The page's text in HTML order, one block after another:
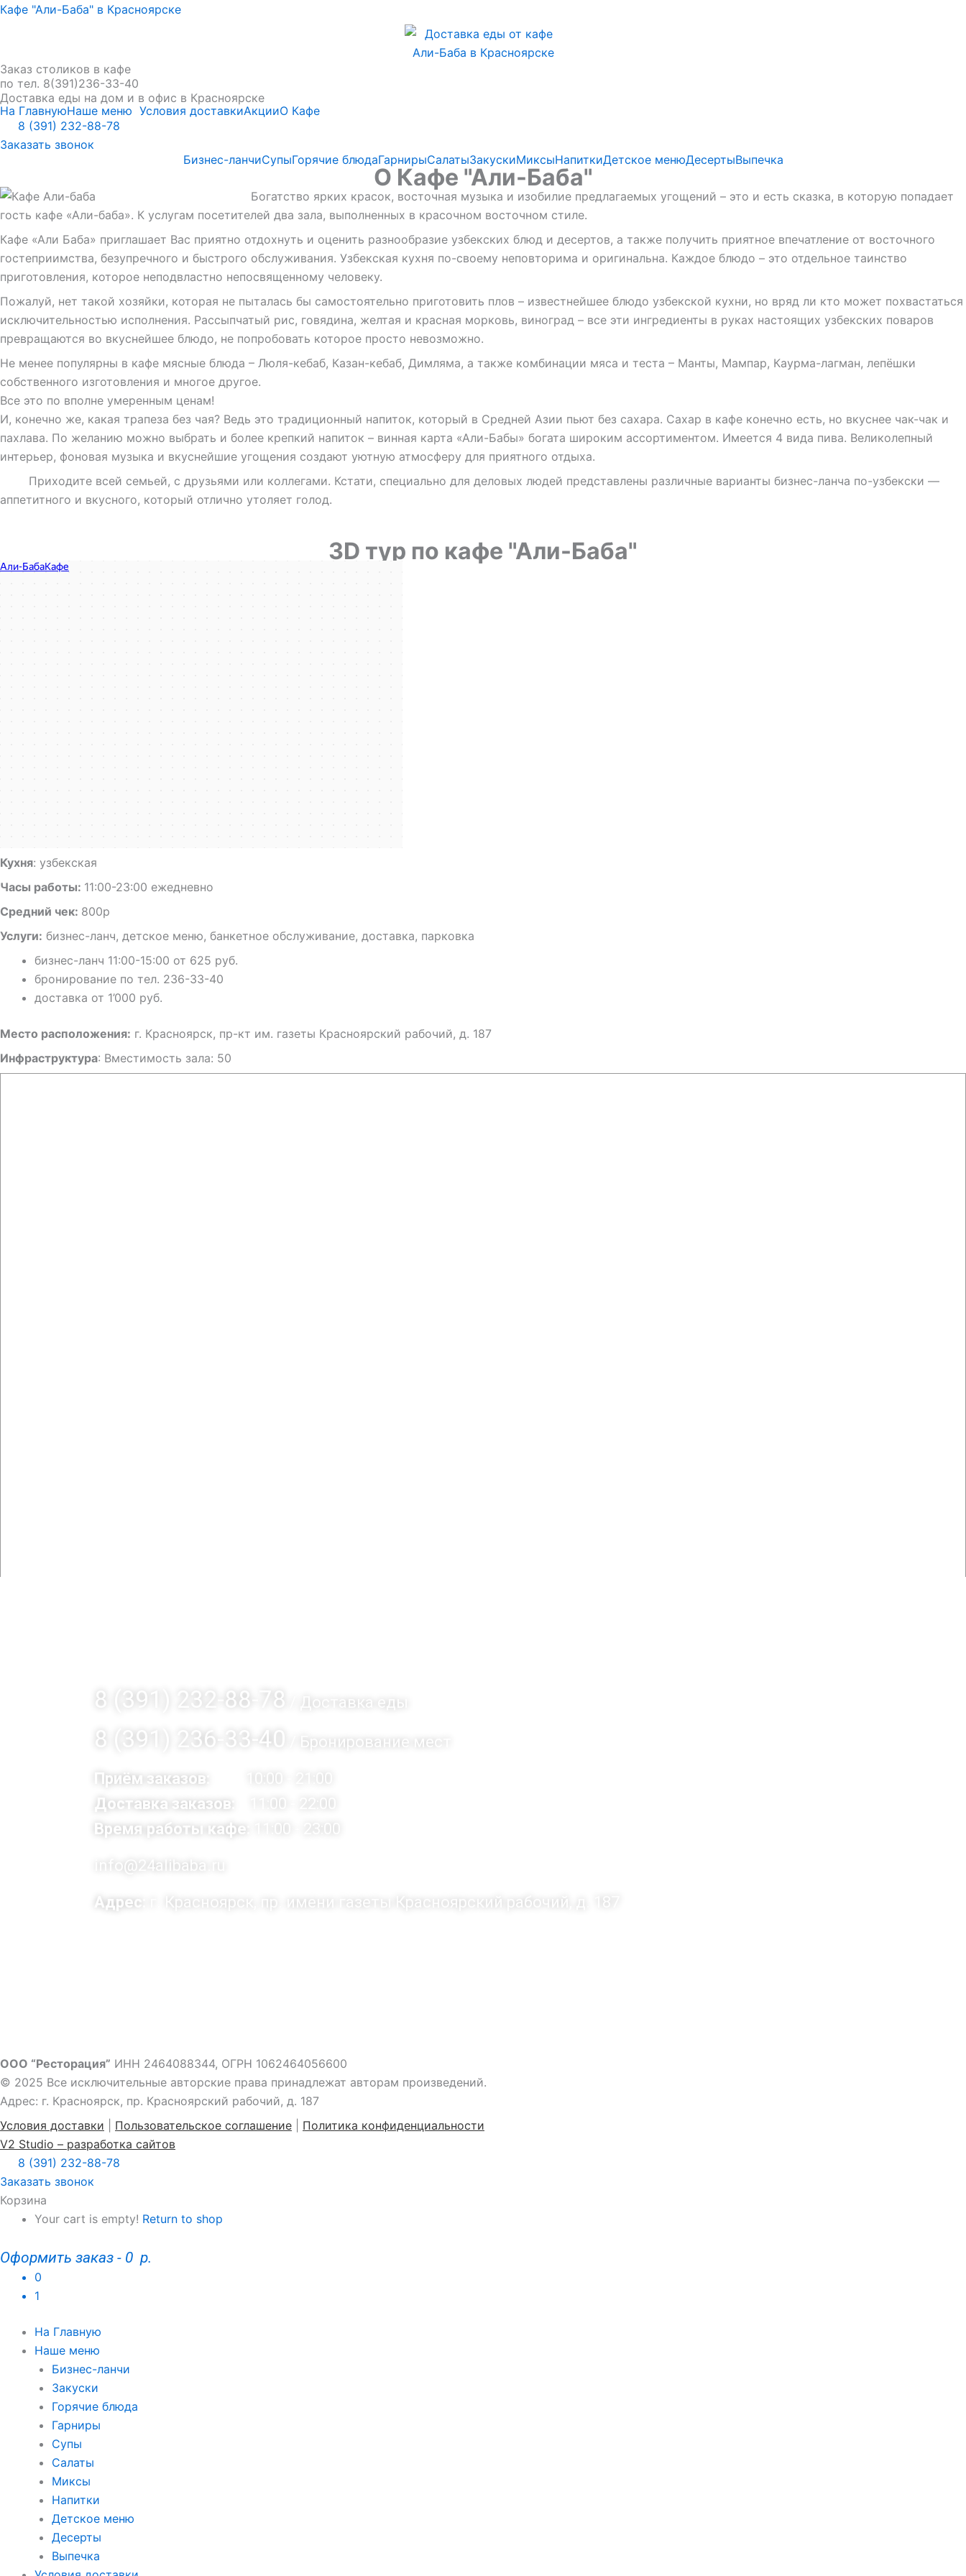
Кафе "Али-Баба" в Красноярске
Заказ столиков в кафе
по тел. 8(391)236-33-40
Доставка еды на дом и в офис в Красноярске
На ГлавнуюНаше меню Условия доставкиАкцииО Кафе
8 (391) 232-88-78
Заказать звонок
Бизнес-ланчиСупыГорячие блюдаГарнирыСалатыЗакускиМиксыНапиткиДетское менюДесертыВыпечка
О Кафе "Али-Баба"
Богатство ярких красок, восточная музыка и изобилие предлагаемых угощений – это и есть сказка, в которую попадает
гость кафе «Али-баба». К услугам посетителей два зала, выполненных в красочном восточном стиле.
Кафе «Али Баба» приглашает Вас приятно отдохнуть и оценить разнообразие узбекских блюд и десертов, а также получить приятное впечатление от восточного
гостеприимства, безупречного и быстрого обслуживания. Узбекская кухня по-своему неповторима и оригинальна. Каждое блюдо – это отдельное таинство
приготовления, которое неподвластно непосвященному человеку.
Пожалуй, нет такой хозяйки, которая не пыталась бы самостоятельно приготовить плов – известнейшее блюдо узбекской кухни, но вряд ли кто может похвастаться
исключительностью исполнения. Рассыпчатый рис, говядина, желтая и красная морковь, виноград – все эти ингредиенты в руках настоящих узбекских поваров
превращаются во вкуснейшее блюдо, не попробовать которое просто невозможно.
Не менее популярны в кафе мясные блюда – Люля-кебаб, Казан-кебаб, Димляма, а также комбинации мяса и теста – Манты, Мампар, Каурма-лагман, лепёшки
собственного изготовления и многое другое.
Все это по вполне умеренным ценам!
И, конечно же, какая трапеза без чая? Ведь это традиционный напиток, который в Средней Азии пьют без сахара. Сахар в кафе конечно есть, но вкуснее чак-чак и
пахлава. По желанию можно выбрать и более крепкий напиток – винная карта «Али-Бабы» богата широким ассортиментом. Имеется 4 вида пива. Великолепный
интерьер, фоновая музыка и вкуснейшие угощения создают уютную атмосферу для приятного отдыха.
Приходите всей семьей, с друзьями или коллегами. Кстати, специально для деловых людей представлены различные варианты бизнес-ланча по-узбекски —
аппетитного и вкусного, который отлично утоляет голод.
3D тур по кафе "Али-Баба"
Кафе Али-Баба
Кухня: узбекская
Часы работы: 11:00-23:00 ежедневно
Средний чек: 800р
Услуги: бизнес-ланч, детское меню, банкетное обслуживание, доставка, парковка
бизнес-ланч 11:00-15:00 от 625 руб.
бронирование по тел. 236-33-40
доставка от 1’000 руб.
Место расположения: г. Красноярск, пр-кт им. газеты Красноярский рабочий, д. 187
Инфраструктура: Вместимость зала: 50
8 (391) 232-88-78 / Доставка еды
8 (391) 236-33-40 / Бронирование мест
Приём заказов:
10:00 - 21:00
Доставка заказов:
11:00 - 22:00
Время работы кафе:
11:00 - 23:00
info@24alibaba.ru
Адрес: г. Красноярск, пр. имени газеты Красноярский рабочий, д. 187
ООО “Ресторация” ИНН 2464088344, ОГРН 1062464056600
© 2025 Все исключительные авторские права принадлежат авторам произведений.
Адрес: г. Красноярск, пр. Красноярский рабочий, д. 187
Условия доставки
Пользовательское соглашение
Политика конфиденциальности
V2 Studio – разработка сайтов
8 (391) 232-88-78
Заказать звонок
Корзина
Your cart is empty! Return to shop
Оформить заказ - 0 р.
0
1
На Главную
Наше меню
Бизнес-ланчи
Закуски
Горячие блюда
Гарниры
Супы
Салаты
Миксы
Напитки
Детское меню
Десерты
Выпечка